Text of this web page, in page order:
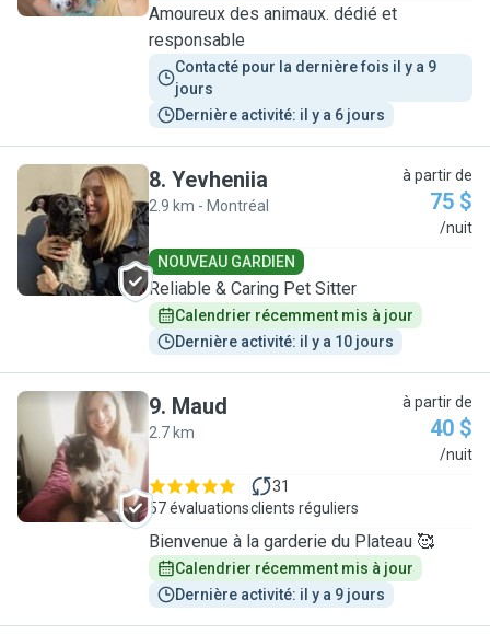
Amoureux des animaux. dédié et
responsable
Contacté pour la dernière fois il y a 9
jours
Dernière activité: il y a 6 jours
Y
8. Yevheniia
2.9 km - Montréal
à partir de
75 $
/nuit
NOUVEAU GARDIEN
Reliable & Caring Pet Sitter
Calendrier récemment mis à jour
Dernière activité: il y a 10 jours
M
9. Maud
2.7 km
à partir de
40 $
/nuit
57 évaluations
31
clients réguliers
Bienvenue à la garderie du Plateau 🥰
Calendrier récemment mis à jour
Dernière activité: il y a 9 jours